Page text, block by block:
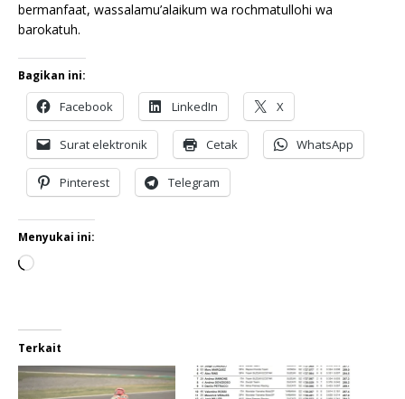
bermanfaat, wassalamu’alaikum wa rochmatullohi wa
barokatuh.
Bagikan ini:
Facebook LinkedIn X
Surat elektronik Cetak WhatsApp
Pinterest Telegram
Menyukai ini:
Terkait